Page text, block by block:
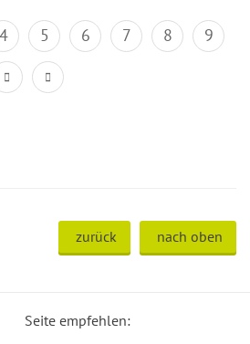
4 5 6 7 8
9
zurück nach oben
Seite empfehlen: